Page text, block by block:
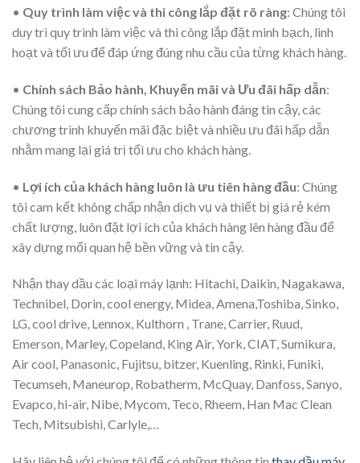
• Quy trình làm việc và thi công lắp đặt rõ ràng: Chúng tôi
duy trì quy trình làm việc và thi công lắp đặt minh bạch, linh
hoạt và tối ưu để đáp ứng đúng nhu cầu của từng khách hàng.
• Chính sách Bảo hành, Khuyến mãi và Ưu đãi hấp dẫn:
Chúng tôi cung cấp chính sách bảo hành đáng tin cậy, các
chương trình khuyến mãi đặc biệt và nhiều ưu đãi hấp dẫn
nhằm mang lại giá trị tối ưu cho khách hàng.
• Lợi ích của khách hàng luôn là ưu tiên hàng đầu: Chúng
tôi cam kết không chấp nhận dịch vụ và thiết bị giá rẻ kém
chất lượng, luôn đặt lợi ích của khách hàng lên hàng đầu để
xây dựng mối quan hệ bền vững và tin cậy.
Nhận thay dầu các loại máy lạnh: Hitachi, Daikin, Nagakawa,
Technibel, Dorin, cool energy, Midea, Amena,Toshiba, Sinko,
LG, cool drive, Lennox, Kulthorn , Trane, Carrier, Ruud,
Emerson, Marley, Copeland, King Air, York, CIAT, Sumikura,
Air cool, Panasonic, Fujitsu, bitzer, Kuenling, Rinki, Funiki,
Tecumseh, Maneurop, Robatherm, McQuay, Danfoss, Sanyo,
Evapco, hi-air, Nibe, Mycom, Teco, Rheem, Han Mac Clean
Tech, Mitsubishi, Carlyle,…